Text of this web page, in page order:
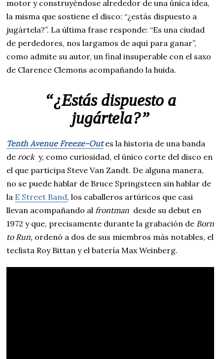
motor y construyéndose alrededor de una única idea,
la misma que sostiene el disco: “¿estás dispuesto a
jugártela?”. La última frase responde: “Es una ciudad
de perdedores, nos largamos de aquí para ganar”,
como admite su autor, un final insuperable con el saxo
de Clarence Clemons acompañando la huida.
“¿Estás dispuesto a
jugártela?”
Tenth Avenue Freeze-Outes la historia de una banda
de rocky, como curiosidad, el único corte del disco en
el que participa Steve Van Zandt. De alguna manera,
no se puede hablar de Bruce Springsteen sin hablar de
la E Street Band, los caballeros artúricos que casi
llevan acompañando al frontman desde su debut en
1972 y que, precisamente durante la grabación de Born
to Run, ordenó a dos de sus miembros más notables, el
teclista Roy Bittan y el batería Max Weinberg.